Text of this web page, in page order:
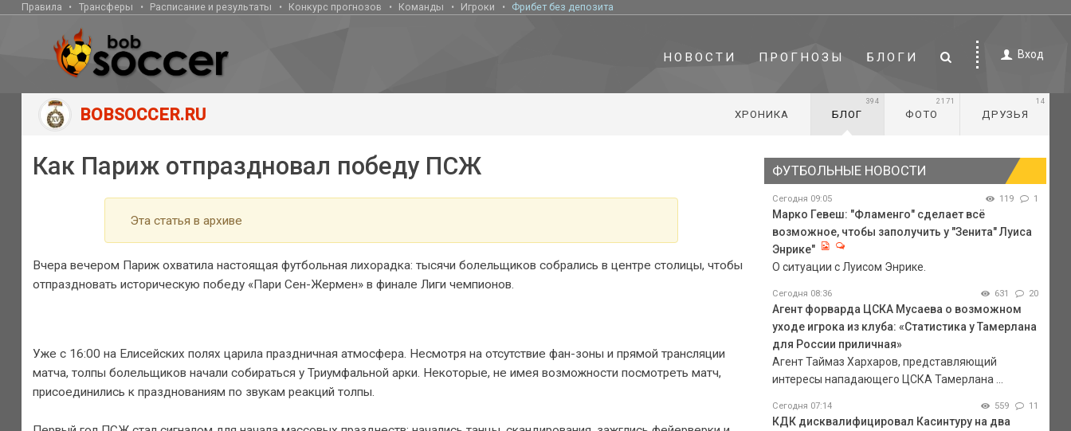
Правила Трансферы Расписание и результаты Конкурс прогнозов Команды Игроки Фрибет без депозита
НОВОСТИ ПРОГНОЗЫ БЛОГИ Вход
BOBSOCCER.RU ХРОНИКА БЛОГ
394
ФОТО
2171
ДРУЗЬЯ
14
Как Париж отпраздновал победу ПСЖ
Эта статья в архиве
Вчера вечером Париж охватила настоящая футбольная лихорадка: тысячи болельщиков собрались в центре столицы, чтобы
отпраздновать историческую победу «Пари Сен-Жермен» в финале Лиги чемпионов.
Уже с 16:00 на Елисейских полях царила праздничная атмосфера. Несмотря на отсутствие фан-зоны и прямой трансляции
матча, толпы болельщиков начали собираться у Триумфальной арки. Некоторые, не имея возможности посмотреть матч,
присоединились к празднованиям по звукам реакций толпы.
ФУТБОЛЬНЫЕ НОВОСТИ
Сегодня 09:05 119 1
Марко Гевеш: "Фламенго" сделает всё
возможное, чтобы заполучить у "Зенита" Луиса
Энрике"
О ситуации с Луисом Энрике.
Сегодня 08:36 631 20
Агент форварда ЦСКА Мусаева о возможном
уходе игрока из клуба: «Статистика у Тамерлана
для России приличная»
Агент Таймаз Хархаров, представляющий
интересы нападающего ЦСКА Тамерлана ...
Сегодня 07:14 559 11
КДК дисквалифицировал Касинтуру на два